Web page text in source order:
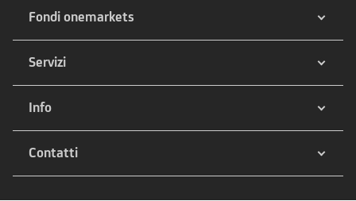
Fondi onemarkets
Servizi
Info
Contatti